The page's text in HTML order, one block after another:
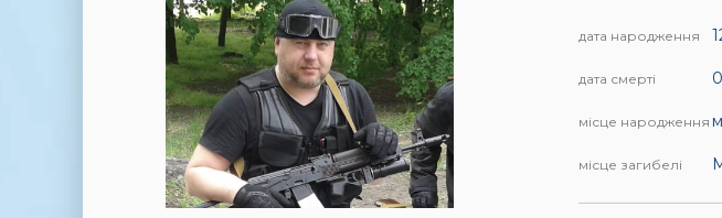
дата народження
дата смерті
місце народження
місце загибелі